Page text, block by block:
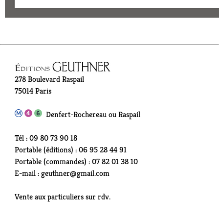
278 Boulevard Raspail
75014 Paris
Denfert-Rochereau ou Raspail
Tél : 09 80 73 90 18
Portable (éditions) : 06 95 28 44 91
Portable (commandes) : 07 82 01 38 10
E-mail : geuthner@gmail.com
Vente aux particuliers sur rdv.